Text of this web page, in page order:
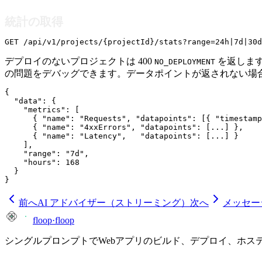
GET /api/v1/projects/{projectId}/
デプロイのないプロジェクトは 400 NO_DEPLOYMENT を返しま
の問題をデバッグできます。データポイントが返されない場
{
  "data": {
    "metrics": [
{ "name": "Requests", "datapoints": [{
      { "name": "4xxErrors", "datapoints": [...] },
      { "name": "Latency",   "datapoints": [...] }
    ],
    "range": "7d",
    "hours": 168
  }
}
前へAI アドバイザー（ストリーミング） 次へ
メッセ
floop·floop
シングルプロンプトでWebアプリのビルド、デプロイ、ホ